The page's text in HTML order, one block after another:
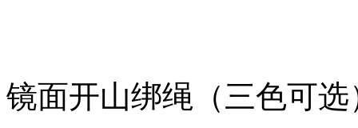
镜面开山绑绳（三色可选